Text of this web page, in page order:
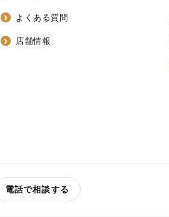
よくある質問
店舗情報
電話で相談する